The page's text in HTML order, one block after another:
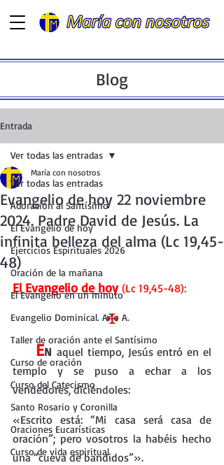
Blog
Entrada
Ver todas las entradas
Adoración al Santísimo
El Evangelio de hoy
Ejercicios Espirituales 2026
Oración de la mañana
El Evangelio en un minuto
Evangelio Dominical. Año A.
Taller de oración ante el Santísimo
Curso de oración
Curso del Catecismo
Santo Rosario y Coronilla
Oraciones Eucarísticas
Curso de vida espiritual
Ver todas las entradas
Evangelio de hoy 22 noviembre
2024. Padre David de Jesús. La
infinita belleza del alma (Lc 19,45-
48)
María con nosotros
El Evangelio de hoy (Lc 19,45-48):
✠
EN aquel tiempo, Jesús entró en el
templo y se puso a echar a los
vendedores, diciéndoles:
«Escrito está: “Mi casa será casa de
oración”; pero vosotros la habéis hecho
una “cueva de bandidos”».